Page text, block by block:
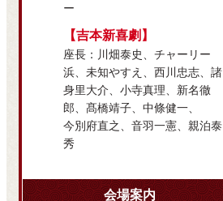
ー
【吉本新喜劇】
座長：川畑泰史、チャーリー
浜、未知やすえ、西川忠志、諸
身里大介、小寺真理、新名徹
郎、髙橋靖子、中條健一、
今別府直之、音羽一憲、親泊泰
秀
会場案内